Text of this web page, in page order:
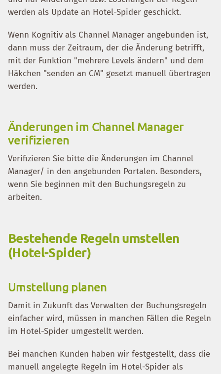
werden als Update an Hotel-Spider geschickt.
Wenn Kognitiv als Channel Manager angebunden ist,
dann muss der Zeitraum, der die Änderung betrifft,
mit der Funktion "mehrere Levels ändern" und dem
Häkchen "senden an CM" gesetzt manuell übertragen
werden.
Änderungen im Channel Manager
verifizieren
Verifizieren Sie bitte die Änderungen im Channel
Manager/ in den angebunden Portalen. Besonders,
wenn Sie beginnen mit den Buchungsregeln zu
arbeiten.
Bestehende Regeln umstellen
(Hotel-Spider)
Umstellung planen
Damit in Zukunft das Verwalten der Buchungsregeln
einfacher wird, müssen in manchen Fällen die Regeln
im Hotel-Spider umgestellt werden.
Bei manchen Kunden haben wir festgestellt, dass die
manuell angelegte Regeln im Hotel-Spider als